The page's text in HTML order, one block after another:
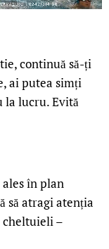
continuă să-ți
ai putea simți
la lucru. Evită
ales în plan
să atragi atenția
cheltuieli –